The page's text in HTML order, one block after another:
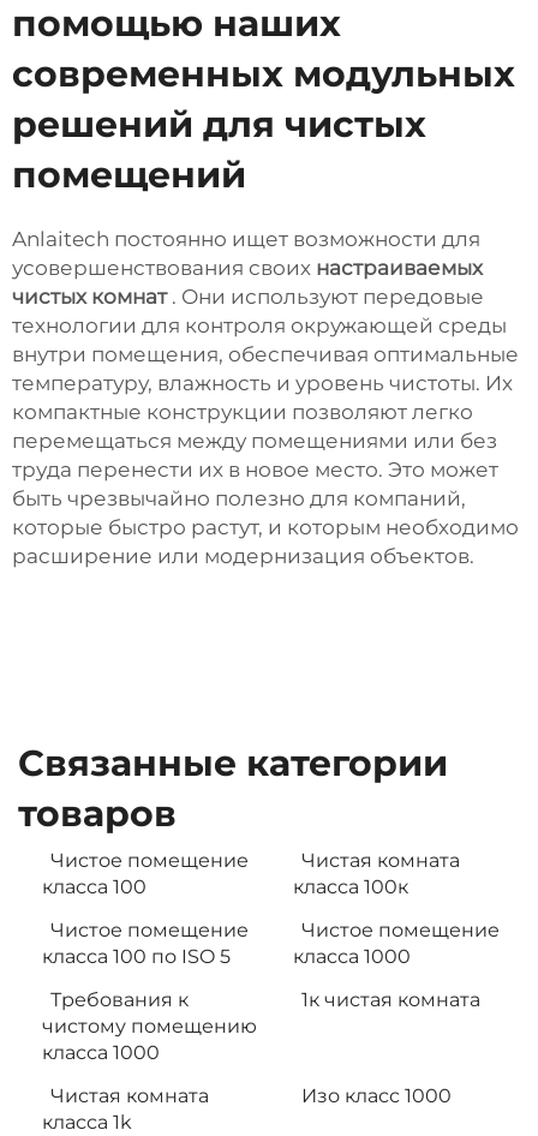
помощью наших
современных модульных
решений для чистых
помещений
Anlaitech постоянно ищет возможности для
усовершенствования своих настраиваемых
чистых комнат . Они используют передовые
технологии для контроля окружающей среды
внутри помещения, обеспечивая оптимальные
температуру, влажность и уровень чистоты. Их
компактные конструкции позволяют легко
перемещаться между помещениями или без
труда перенести их в новое место. Это может
быть чрезвычайно полезно для компаний,
которые быстро растут, и которым необходимо
расширение или модернизация объектов.
Связанные категории
товаров
Чистое помещение
класса 100
Чистая комната
класса 100к
Чистое помещение
класса 100 по ISO 5
Чистое помещение
класса 1000
Требования к
чистому помещению
класса 1000
1к чистая комната
Чистая комната
класса 1k
Изо класс 1000